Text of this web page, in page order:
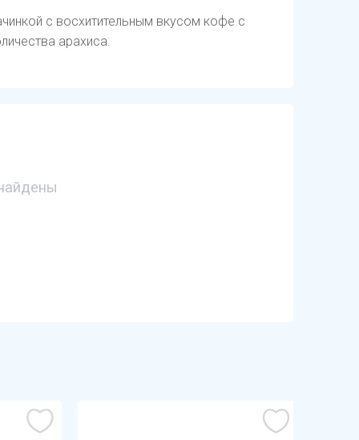
с восхитительным вкусом кофе с
арахиса.